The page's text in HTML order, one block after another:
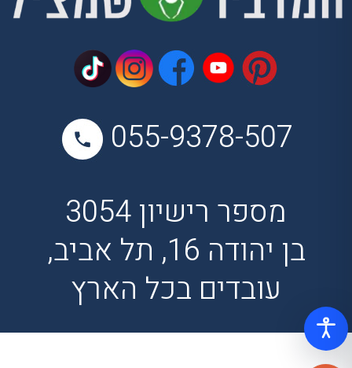
055-9378-507
מספר רישיון 3054
בן יהודה 16, תל אביב,
עובדים בכל הארץ